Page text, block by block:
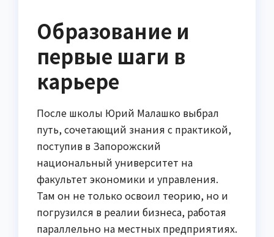
Образование и
первые шаги в
карьере
После школы Юрий Малашко выбрал
путь, сочетающий знания с практикой,
поступив в Запорожский
национальный университет на
факультет экономики и управления.
Там он не только освоил теорию, но и
погрузился в реалии бизнеса, работая
параллельно на местных предприятиях.